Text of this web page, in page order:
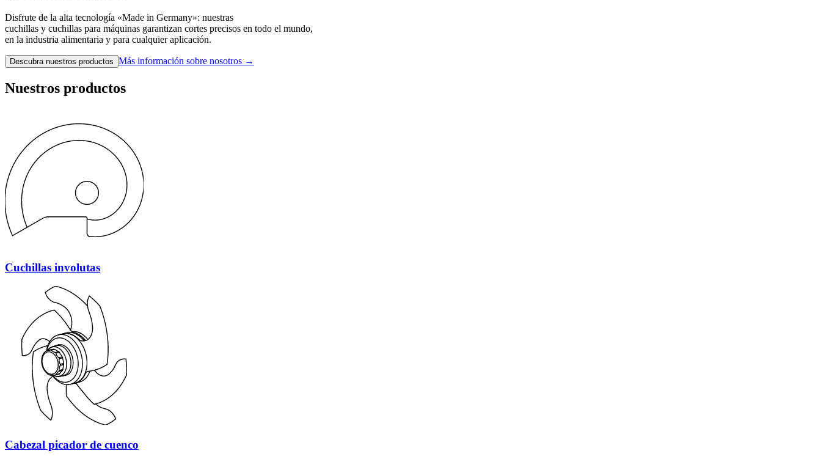
Disfrute de la alta tecnología «Made in Germany»: nuestras
cuchillas y cuchillas para máquinas garantizan cortes precisos en todo el mundo,
en la industria alimentaria y para cualquier aplicación.
Descubra nuestros productos Más información sobre nosotros →
Nuestros productos
Cuchillas involutas
Cabezal picador de cuenco